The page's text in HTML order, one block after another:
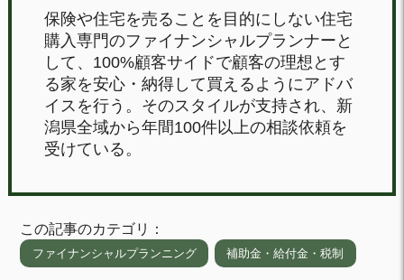
保険や住宅を売ることを目的にしない住宅
購入専門のファイナンシャルプランナーと
して、100%顧客サイドで顧客の理想とす
る家を安心・納得して買えるようにアドバ
イスを行う。そのスタイルが支持され、新
潟県全域から年間100件以上の相談依頼を
受けている。
この記事のカテゴリ：
ファイナンシャルプランニング 補助金・給付金・税制